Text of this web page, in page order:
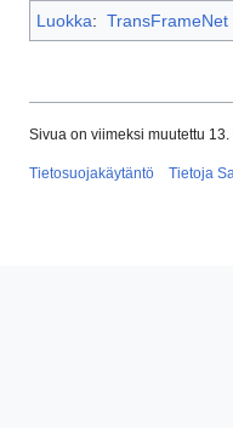
Luokka: TransFrameNet
Sivua on viimeksi muutettu
Tietosuojakäytäntö Tietoja